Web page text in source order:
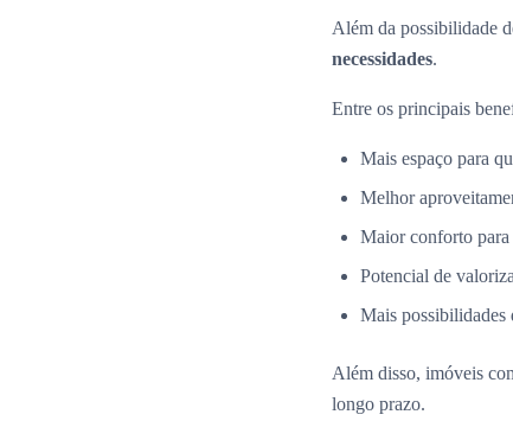
Além da possibilidade
necessidades.
Entre os principais
Mais espaço para
Melhor
Maior conforto
Potencial de
Mais possibilidades
Além disso, imóveis
longo prazo.